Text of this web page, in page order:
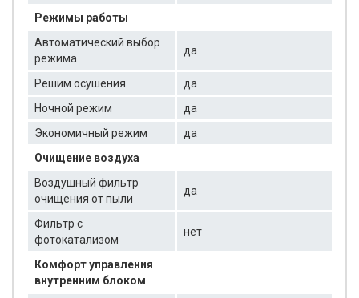
Режимы работы
Автоматический выбор
режима
да
Решим осушения
да
Ночной режим
да
Экономичный режим
да
Очищение воздуха
Воздушный фильтр
очищения от пыли
да
Фильтр с
фотокатализом
нет
Комфорт управления
внутренним блоком